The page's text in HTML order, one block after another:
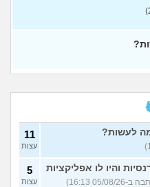
עצות
14
עצות לעשות? 11
עצות
והיו לו אפליקציות
5
עצות